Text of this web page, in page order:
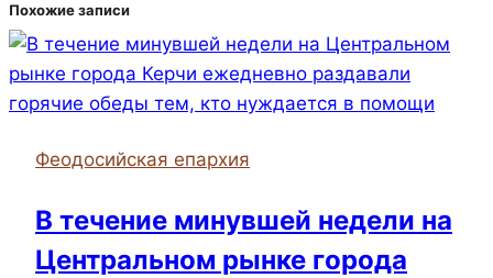
Похожие записи
Феодосийская епархия
В течение минувшей недели на
Центральном рынке города